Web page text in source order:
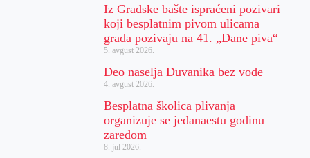
Iz Gradske bašte ispraćeni pozivari
koji besplatnim pivom ulicama
grada pozivaju na 41. „Dane piva“
5. avgust 2026.
Deo naselja Duvanika bez vode
4. avgust 2026.
Besplatna školica plivanja
organizuje se jedanaestu godinu
zaredom
8. jul 2026.